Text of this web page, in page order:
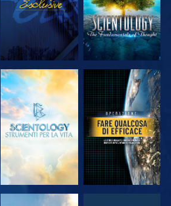
ESPLORA LE
SERIE
GUARDA